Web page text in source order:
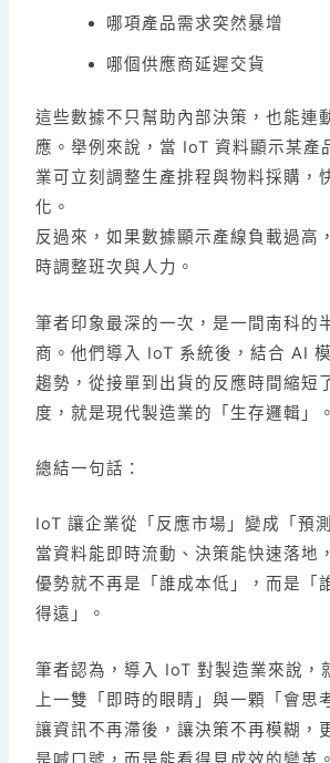
哪項產品需求突然暴增
哪個供應商延遲交貨
這些數據不只幫助內部決策，也能連
應。舉例來說，當 IoT 資料顯示某產
業可立刻調整生產排程與物料採購，
化。
反過來，如果數據顯示產線負載過高
時調整班次與人力。
筆者印象最深的一次，是一間南科的
商。他們導入 IoT 系統後，結合 AI
趨勢，從接單到出貨的反應時間縮短
度，就是現代製造業的「生存邏輯」。
總結一句話：
IoT 讓企業從「反應市場」變成「預
當資料能即時流動、決策能快速落地
優勢就不再是「誰成本低」，而是「
得遠」。
筆者認為，導入 IoT 對製造業來說，
上一雙「即時的眼睛」與一顆「會思
讓資訊不再滯後，讓決策不再模糊，